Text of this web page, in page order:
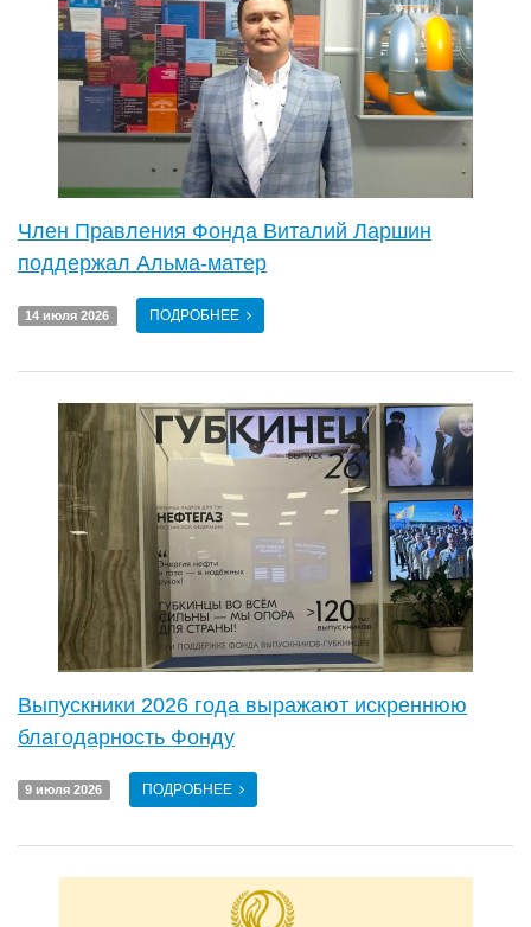
Член Правления Фонда Виталий Ларшин
поддержал Альма-матер
14 июля 2026 ПОДРОБНЕЕ
Выпускники 2026 года выражают искреннюю
благодарность Фонду
9 июля 2026 ПОДРОБНЕЕ